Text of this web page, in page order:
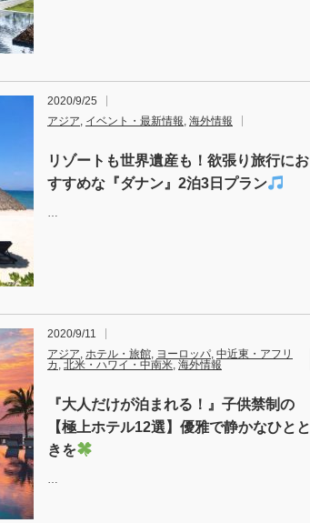
2020/9/25
アジア, イベント・最新情報, 海外情報
リゾートも世界遺産も！欲張り旅行にお
すすめな『ダナン』2泊3日プラン
…
2020/9/11
アジア, ホテル・旅館, ヨーロッパ, 中近東・アフリ
カ , 北米・ハワイ・中南米, 海外情報
『大人だけが泊まれる！』子供禁制の
【極上ホテル12選】優雅で静かなひとと
きを
…